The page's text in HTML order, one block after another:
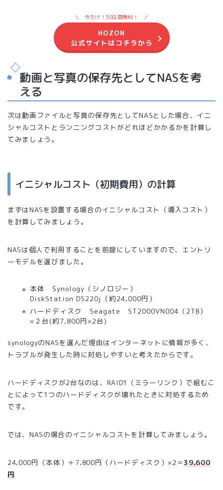
今だけ！30日間無料！
HOZON
公式サイトはコチラから
動画と写真の保存先としてNASを考
える
次は動画ファイルと写真の保存先としてNASとした場合、イニ
シャルコストとランニングコストがどれほどかかるかを計算し
てみましょう。
イニシャルコスト（初期費用）の計算
まずはNASを設置する場合のイニシャルコスト（導入コスト）
を計算してみましょう。
NASは個人で利用することを前提にしていますので、エントリ
ーモデルを選びました。
本体 Synology（シノロジー）
DiskStation DS220j（約24,000円）
ハードディスク Seagate ST2000VN004（2TB）
×２台(約7,800円×2台)
synologyのNASを選んだ理由はインターネットに情報が多く、
トラブルが発生した時に対処しやすいと考えたからです。
ハードディスクが2台なのは、RAID1（ミラーリンク）で組むこ
とによって1つのハードディスクが壊れたときに対処するため
です。
では、NASの場合のイニシャルコストを計算してみましょう。
24,000円（本体）＋7,800円（ハードディスク）×2＝39,600
円